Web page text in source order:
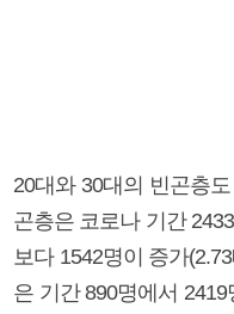
20대와 30대의 빈곤층
곤층은 코로나 기간
보다 1542명이 증가
은 기간 890명에서